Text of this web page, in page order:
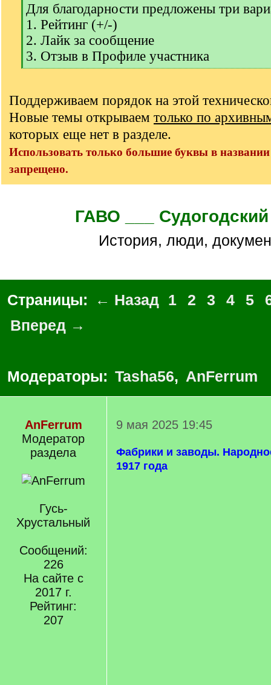
[
q
]
Для благодарности предложены три
1. Рейтинг (+/-)
2. Лайк за сообщение
3. Отзыв в Профиле участника
[
]
Поддерживаем порядок на этой
Новые темы открываем только по
которых еще нет в разделе.
Использовать только большие буквы в названии
запрещено.
ГАВО ___
История, люди,
Страницы: ← Назад 1 2 3 4 5
Вперед →
Модераторы: Tasha56, AnFerrum
AnFerrum
Модератор
раздела
Гусь-
Хрустальный
Сообщений:
226
На сайте с
2017 г.
Рейтинг:
207
9 мая 2025 19:45
Фабрики и заводы.
1917 года